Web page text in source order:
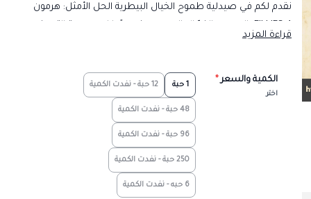
نقدم لكم في صيدلية طموح الخيال البيطرية الحل الأمثل: هرمون
​دعم التبويض: يساعد على تحفيز وتثبيت دورة التبويض الطبيعية
لدى الأفراس، مما يزيد من فرص نجاح التلقيح.
​نتائج موثوقة: بفضل تركيبته المتقدمة، يمنحك نتائج مضمونة
لتحقيق أهدافك في التناسل.
​جودة عالية: تم تصنيعه وفقًا لأعلى معايير الجودة لضمان سلامة
​ثقة الخبراء: يُعد اختيارًا مفضلًا للمربين المحترفين والأطباء
قراءة المزيد
الكمية والسعر*
اختر
1 حبة 12 حبة - نفدت الكمية
48 حبة - نفدت الكمية
96 حبة - نفدت الكمية
250 حبة - نفدت الكمية
6 حبه - نفدت الكمية